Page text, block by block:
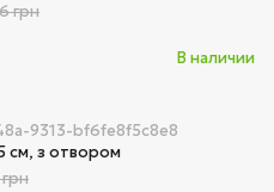
В наличии
грн
9313-bf6fe8f5c8e8
см, з отвором